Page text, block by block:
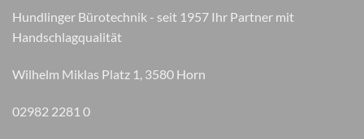
Hundlinger Bürotechnik - seit 1957 Ihr Partner mit
Handschlagqualität
Wilhelm Miklas Platz 1, 3580 Horn
02982 2281 0